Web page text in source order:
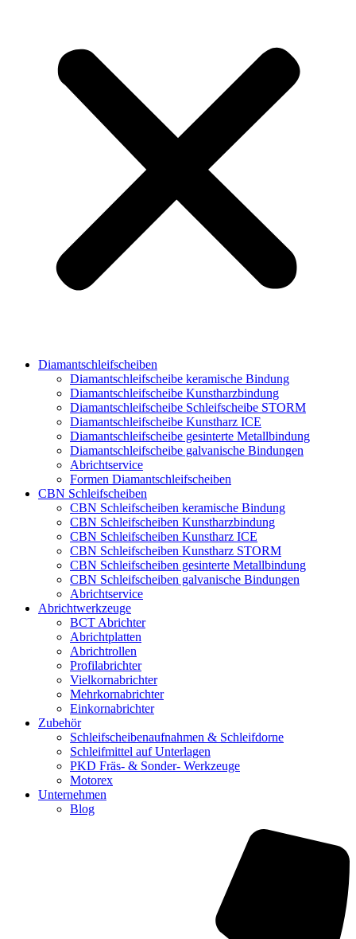
Diamantschleifscheiben
Diamantschleifscheibe keramische Bindung
Diamantschleifscheibe Kunstharzbindung
Diamantschleifscheibe Schleifscheibe STORM
Diamantschleifscheibe Kunstharz ICE
Diamantschleifscheibe gesinterte Metallbindung
Diamantschleifscheibe galvanische Bindungen
Abrichtservice
Formen Diamantschleifscheiben
CBN Schleifscheiben
CBN Schleifscheiben keramische Bindung
CBN Schleifscheiben Kunstharzbindung
CBN Schleifscheiben Kunstharz ICE
CBN Schleifscheiben Kunstharz STORM
CBN Schleifscheiben gesinterte Metallbindung
CBN Schleifscheiben galvanische Bindungen
Abrichtservice
Abrichtwerkzeuge
BCT Abrichter
Abrichtplatten
Abrichtrollen
Profilabrichter
Vielkornabrichter
Mehrkornabrichter
Einkornabrichter
Zubehör
Schleifscheibenaufnahmen & Schleifdorne
Schleifmittel auf Unterlagen
PKD Fräs- & Sonder- Werkzeuge
Motorex
Unternehmen
Blog